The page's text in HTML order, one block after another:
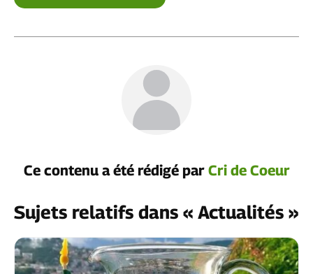
Ce contenu a été rédigé par Cri de Coeur
Sujets relatifs dans « Actualités »